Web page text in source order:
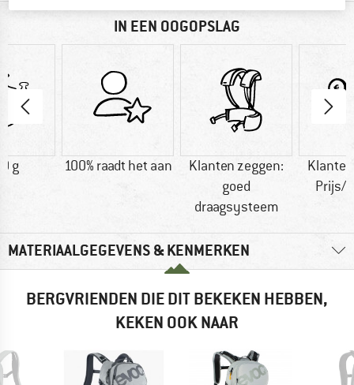
IN EEN OOGOPSLAG
g 100% raadt het aan
Klanten zeggen:
goed
draagsysteem
Prijs/
MATERIAALGEGEVENS & KENMERKEN
BERGVRIENDEN DIE DIT BEKEKEN HEBBEN,
KEKEN OOK NAAR